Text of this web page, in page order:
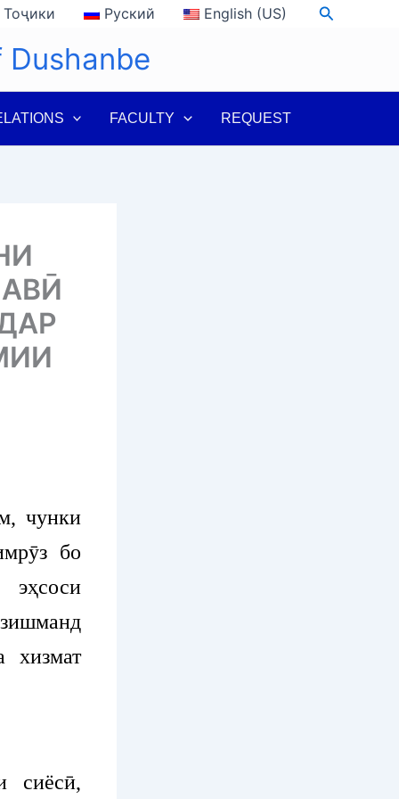
Тоҷики Руский English (US) Search
FACULTY REQUEST
чунки
бо
хизмат
сиёсӣ,